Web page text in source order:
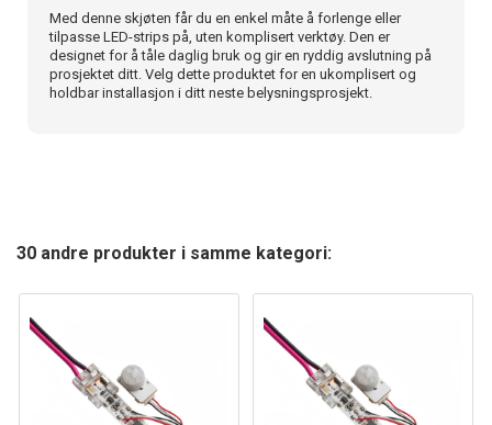
Med denne skjøten får du en enkel måte å forlenge eller
tilpasse LED-strips på, uten komplisert verktøy. Den er
designet for å tåle daglig bruk og gir en ryddig avslutning på
prosjektet ditt. Velg dette produktet for en ukomplisert og
holdbar installasjon i ditt neste belysningsprosjekt.
30 andre produkter i samme kategori: